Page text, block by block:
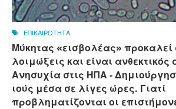
ΕΠΙΚΑΙΡΟΤΗΤΑ
Μύκητας «εισβολέας»
λοιμώξεις και είναι
Ανησυχία στις ΗΠΑ -
ιούς μέσα σε λίγες ώρες. Γιατί
προβληματίζονται οι